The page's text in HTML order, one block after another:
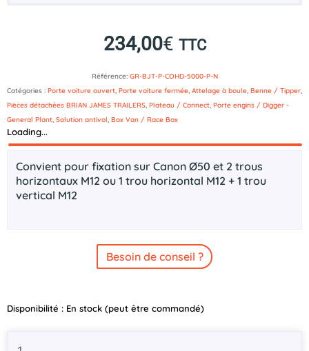
234,00€ TTC
Référence: GR-BJT-P-COHD-5000-P-N
Catégories : Porte voiture ouvert, Porte voiture fermée, Attelage à boule, Benne / Tipper,
Pièces détachées BRIAN JAMES TRAILERS, Plateau / Connect, Porte engins / Digger -
General Plant, Solution antivol, Box Van / Race Box
Loading...
Description
Convient pour fixation sur Canon Ø50 et 2 trous
horizontaux M12 ou 1 trou horizontal M12 + 1 trou
vertical M12
Besoin de conseil ?
Disponibilité : En stock (peut être commandé)
quantité